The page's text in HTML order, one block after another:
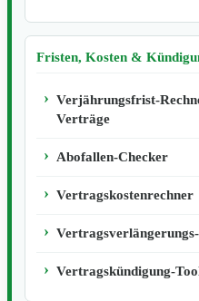
Fristen, Kosten &
Verjährungsfrist-
Verträge
Abofallen-Checker
Vertragskostenrechner
Vertragskündigung-